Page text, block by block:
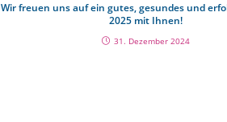
Wir freuen uns auf ein gutes, gesundes und
2025 mit Ihnen!
31. Dezember 2024